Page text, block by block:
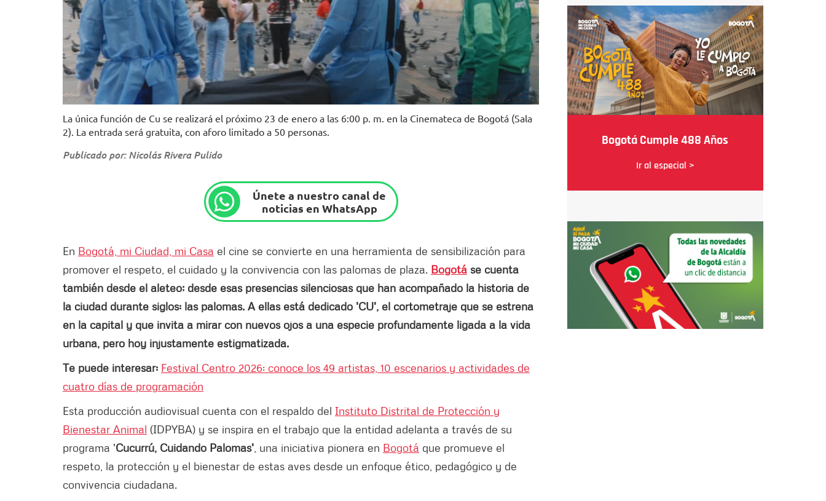
Foto: Cinemateca de Bogotá.
La única función de Cu se realizará el próximo 23 de enero a las 6:00 p. m. en la Cinemateca de Bogotá (Sala
2). La entrada será gratuita, con aforo limitado a 50 personas.
Publicado por: Nicolás Rivera Pulido
Únete a nuestro canal de
noticias en WhatsApp
En Bogotá, mi Ciudad, mi Casa el cine se convierte en una herramienta de sensibilización para
promover el respeto, el cuidado y la convivencia con las palomas de plaza. Bogotá se cuenta
también desde el aleteo; desde esas presencias silenciosas que han acompañado la historia de
la ciudad durante siglos: las palomas. A ellas está dedicado 'CU', el cortometraje que se estrena
en la capital y que invita a mirar con nuevos ojos a una especie profundamente ligada a la vida
urbana, pero hoy injustamente estigmatizada.
Te puede interesar: Festival Centro 2026: conoce los 49 artistas, 10 escenarios y actividades de
cuatro días de programación
Esta producción audiovisual cuenta con el respaldo del Instituto Distrital de Protección y
Bienestar Animal (IDPYBA) y se inspira en el trabajo que la entidad adelanta a través de su
programa 'Cucurrú, Cuidando Palomas' , una iniciativa pionera en Bogotá que promueve el
respeto, la protección y el bienestar de estas aves desde un enfoque ético, pedagógico y de
convivencia ciudadana.
Bogotá Cumple 488 Años
Ir al especial >